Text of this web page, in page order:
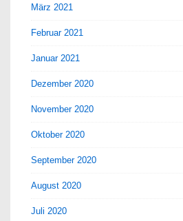
März 2021
Februar 2021
Januar 2021
Dezember 2020
November 2020
Oktober 2020
September 2020
August 2020
Juli 2020